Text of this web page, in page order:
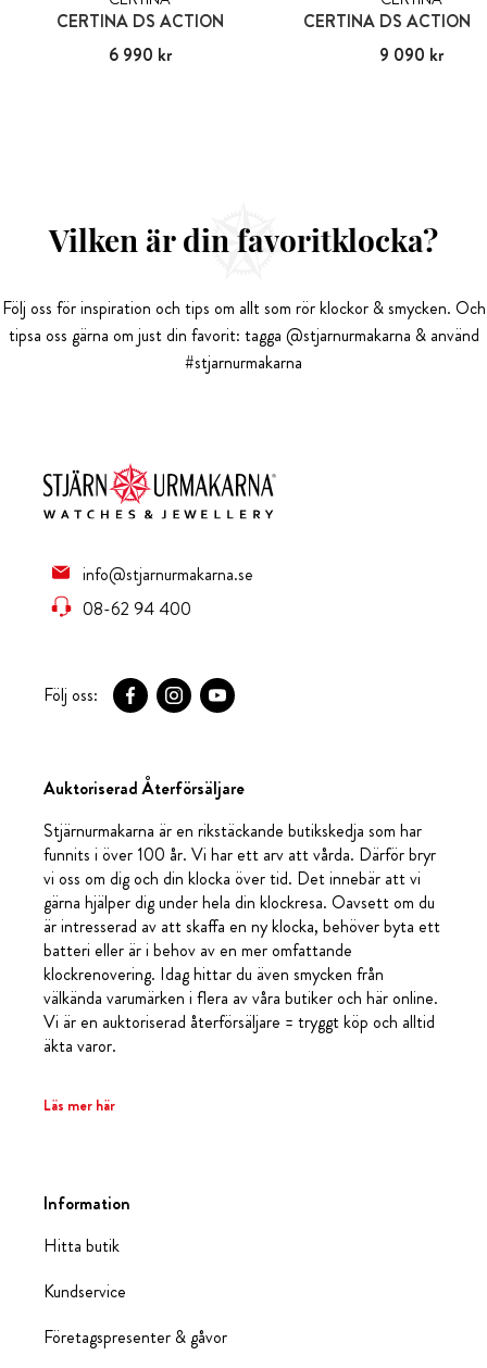
CERTINA DS ACTION
Pris:6 990 kr
6 990 kr
CERTINA DS ACTION
Pris :9 090 kr
9 090 kr
Vilken är din favoritklocka?
Följ oss för inspiration och tips om allt som rör klockor & smycken. Och
tipsa oss gärna om just din favorit: tagga @stjarnurmakarna & använd
#stjarnurmakarna
info@stjarnurmakarna.se
08-62 94 400
Följ oss:
Auktoriserad Återförsäljare
Stjärnurmakarna är en rikstäckande butikskedja som har
funnits i över 100 år. Vi har ett arv att vårda. Därför bryr
vi oss om dig och din klocka över tid. Det innebär att vi
gärna hjälper dig under hela din klockresa. Oavsett om du
är intresserad av att skaffa en ny klocka, behöver byta ett
batteri eller är i behov av en mer omfattande
klockrenovering. Idag hittar du även smycken från
välkända varumärken i flera av våra butiker och här online.
Vi är en auktoriserad återförsäljare = tryggt köp och alltid
äkta varor.
Läs mer här
Information
Hitta butik
Kundservice
Företagspresenter & gåvor